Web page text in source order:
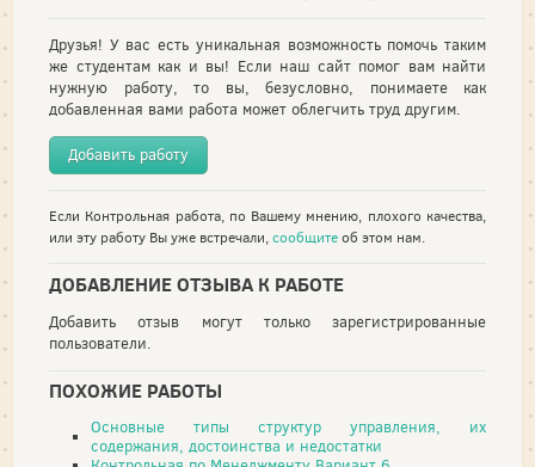
Друзья! У вас есть уникальная возможность помочь таким
же студентам как и вы! Если наш сайт помог вам найти
нужную работу, то вы, безусловно, понимаете как
добавленная вами работа может облегчить труд другим.
Добавить работу
Если Контрольная работа, по Вашему мнению, плохого качества,
или эту работу Вы уже встречали,сообщитеоб этом нам.
ДОБАВЛЕНИЕ ОТЗЫВА К РАБОТЕ
Добавить отзыв могут только зарегистрированные
пользователи.
ПОХОЖИЕ РАБОТЫ
Основные типы структур управления, их
содержания, достоинства и недостатки